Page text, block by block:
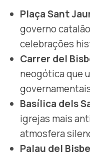
Plaça Sant
governo
celebrações
Carrer del
neogótica que
Basílica dels
igrejas mais
atmosfera
Palau del Bisbe